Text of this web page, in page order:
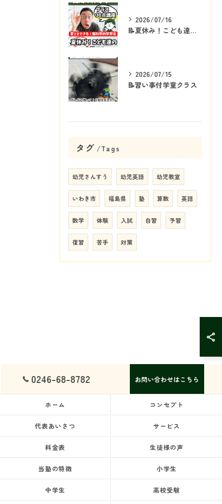
2026/07/16
📝夏休み！こども達の「ココ」を見て！👀
2026/07/15
📝習い事付学童クラス
タグ Tags
幼児さんすう 幼児英語 幼児教室
いわき市 福島県 塾 算数 英語
数学 体験 入試 自習 予習
復習 苦手 対策
0246-68-8782 お問い合わせはこちら
ホーム コンセプト
代表あいさつ サービス
料金表 生徒様の声
当塾の特徴 小学生
中学生 高校受験